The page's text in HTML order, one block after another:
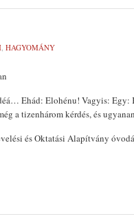
, HAGYOMÁNY
Ehád: Elohénu! Vagyis:
a tizenhárom kérdés, és
és Oktatási Alapítvány